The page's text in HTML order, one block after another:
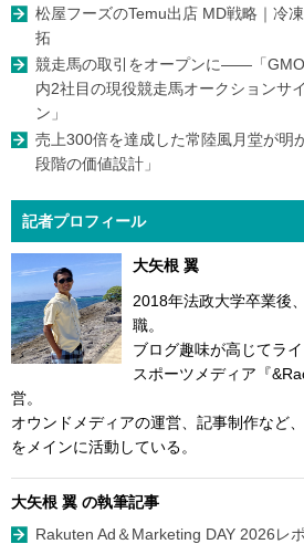
松屋フーズのTemu出店 MD戦略｜冷
拓
競走馬の取引をオープンに――「
内2社目の現役競走馬オークションサ
ン」
売上300倍を達成した常陸風月堂が明
段階の価値設計」
記者プロフィール
大矢根 翼
2018年法政大学卒業後
職。
ブログ趣味が高じてラ
スポーツメディア『
営。
オウンドメディアの運営、記事制作など
をメインに活動している。
大矢根 翼 の執筆記事
Rakuten Ad＆Marketing DAY 2026